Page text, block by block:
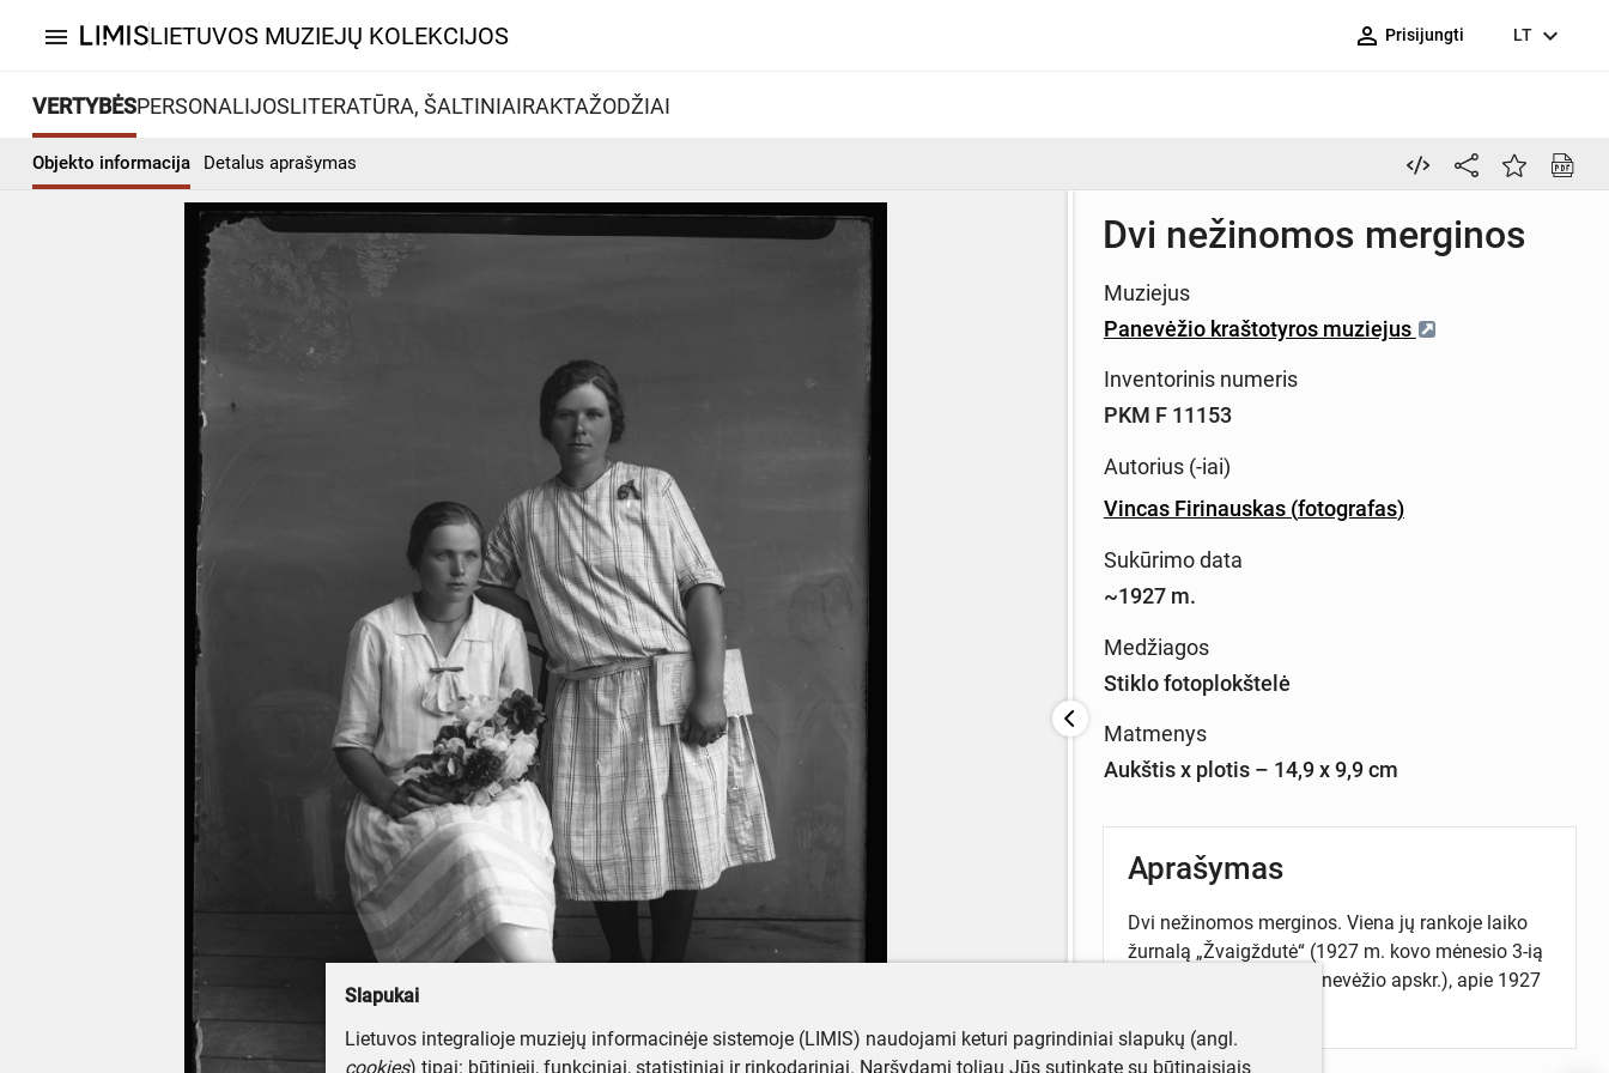
menu LIETUVOS MUZIEJŲ KOLEKCIJOS person_outline Prisijungti LT expand_more
VERTYBĖSPERSONALIJOSLITERATŪRA, ŠALTINIAIRAKTAŽODŽIAI
Objekto informacija Detalus aprašymas
Dvi nežinomos merginos
Muziejus
Panevėžio kraštotyros muziejus
Inventorinis numeris
PKM F 11153
Autorius (-iai)
Vincas Firinauskas (fotografas)
Sukūrimo data
~1927 m.
Medžiagos
Stiklo fotoplokštelė
Matmenys
Aukštis x plotis – 14,9 x 9,9 cm
Aprašymas
Dvi nežinomos merginos. Viena jų rankoje laiko
žurnalą „Žvaigždutė“ (1927 m. kovo mėnesio 3-ią
numerį). Miežiškiai (Panevėžio apskr.), apie 1927
Slapukai
Lietuvos integralioje muziejų informacinėje sistemoje (LIMIS) naudojami keturi pagrindiniai slapukų (angl.
cookies) tipai: būtinieji, funkciniai, statistiniai ir rinkodariniai. Naršydami toliau Jūs sutinkate su būtinaisiais